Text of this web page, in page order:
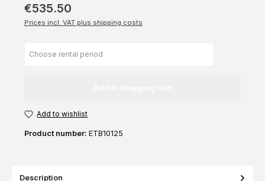
€535.50
Prices incl. VAT plus shipping costs
Add to wishlist
Product number: ETB10125
Description